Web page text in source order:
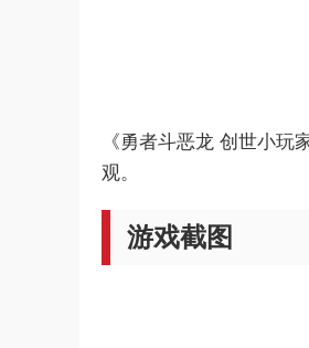
《勇者斗恶龙 创世小
观。
游戏截图